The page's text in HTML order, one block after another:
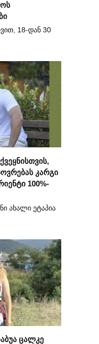
18-დან 30
კარგი
100%-
ახალი ეტაპია
ცალკე